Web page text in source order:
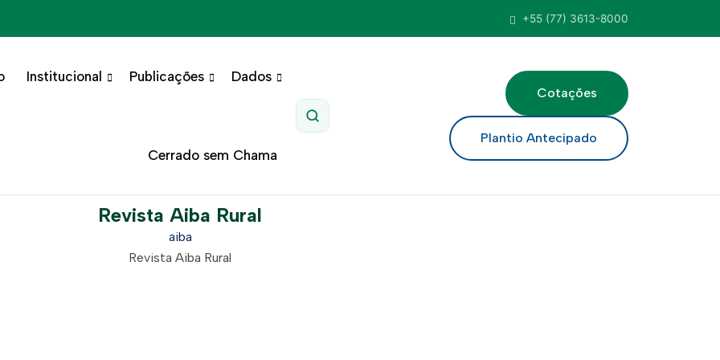
+55 (77) 3613-8000
Institucional Publicações Dados
Cerrado sem Chama
Pesquisar
Cotações
Plantio Antecipado
Revista Aiba Rural
aiba
Revista Aiba Rural